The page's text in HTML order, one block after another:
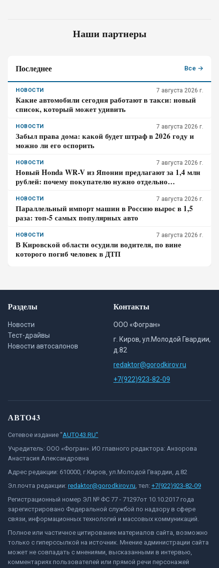
Наши партнеры
Последнее Все →
НОВОСТИ 7 августа 2026 г.
Какие автомобили сегодня работают в такси: новый
список, который может удивить
НОВОСТИ 7 августа 2026 г.
Забыл права дома: какой будет штраф в 2026 году и
можно ли его оспорить
НОВОСТИ 7 августа 2026 г.
Новый Honda WR-V из Японии предлагают за 1,4 млн
рублей: почему покупателю нужно отдельно
НОВОСТИ 7 августа 2026 г.
Параллельный импорт машин в Россию вырос в 1,5
раза: топ-5 самых популярных авто
НОВОСТИ 7 августа 2026 г.
В Кировской области осудили водителя, по вине
которого погиб человек в ДТП
Разделы
Новости
Тест-драйвы
Новости автосалонов
Контакты
ООО «Фогран»
г. Киров, ул.Молодой Гвардии,
д.82
redaktor@gorodkirov.ru
+7(922)923-82-09
АВТО43
Сетевое издание "AUTO43.RU"
Учредитель: ООО «Фогран». ИО главного редактора: Анзорова
Анастасия Александровна
Адрес редакции: 610000, г.Киров, ул.Молодой Гвардии, д.82
Эл.почта редакции: redaktor@gorodkirov.ru, тел: +7(922)923-82-09
Регистрационный номер ЭЛ № ФС 77 - 71297от 10.10.2017 года
зарегистрировано Федеральной службой по надзору в сфере
связи, информационных технологий и массовых коммуникаций.
Полное или частичное цитирование материалов сайта, возможно
только с гиперссылкой на источник. Мнение администрации сайта
может не совпадать с мнениями, высказанными в интервью,
комментариях пользователей или прямой речи персонажей